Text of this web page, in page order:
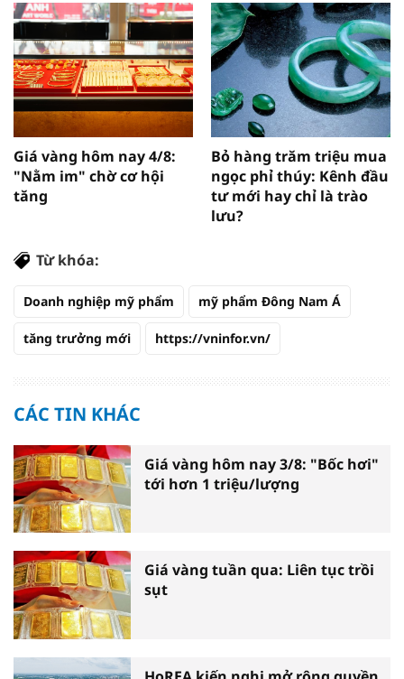
Giá vàng hôm nay 4/8:
"Nằm im" chờ cơ hội
tăng
Bỏ hàng trăm triệu mua
ngọc phỉ thúy: Kênh đầu
tư mới hay chỉ là trào
lưu?
Từ khóa:
Doanh nghiệp mỹ phẩm mỹ phẩm Đông Nam Á
tăng trưởng mới https://vninfor.vn/
CÁC TIN KHÁC
Giá vàng hôm nay 3/8: "Bốc hơi"
tới hơn 1 triệu/lượng
Giá vàng tuần qua: Liên tục trồi
sụt